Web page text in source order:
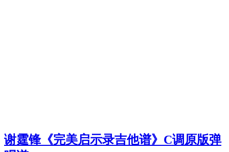
谢霆锋《完美启示录吉他谱》C调原版弹